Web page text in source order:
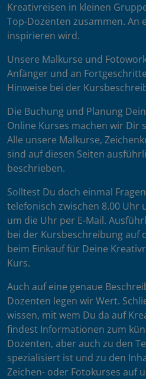
Kreativreisen in kleinen
Top-Dozenten zusammen. An
inspirieren wird.
Unsere Malkurse und
Anfänger und an
Hinweise bei der
Die Buchung und Planung
Online Kurses machen wir Dir
Alle unsere Malkurse,
sind auf diesen Seiten
beschrieben.
Solltest Du doch einmal
telefonisch zwischen 8.00 Uhr
um die Uhr per E-Mail.
bei der Kursbeschreibung auf
beim Einkauf für Deine
Kurs.
Auch auf eine genaue
Dozenten legen wir Wert.
wissen, mit wem Du da auf
findest Informationen zum
Dozenten, aber auch zu den
spezialisiert ist und zu den
Zeichen- oder Fotokurses auf